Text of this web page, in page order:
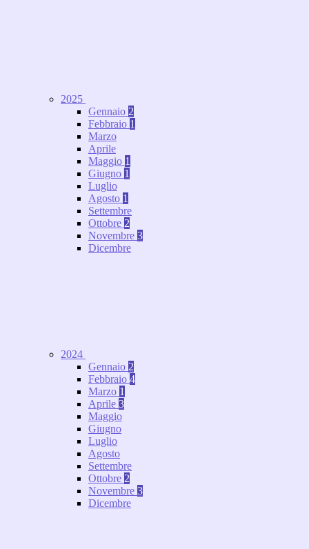
2025
Gennaio 2
Febbraio 1
Marzo
Aprile
Maggio 1
Giugno 1
Luglio
Agosto 1
Settembre
Ottobre 2
Novembre 3
Dicembre
2024
Gennaio 2
Febbraio 4
Marzo 1
Aprile 3
Maggio
Giugno
Luglio
Agosto
Settembre
Ottobre 2
Novembre 3
Dicembre